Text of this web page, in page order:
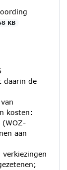
KB
daarin de
kosten:
aan